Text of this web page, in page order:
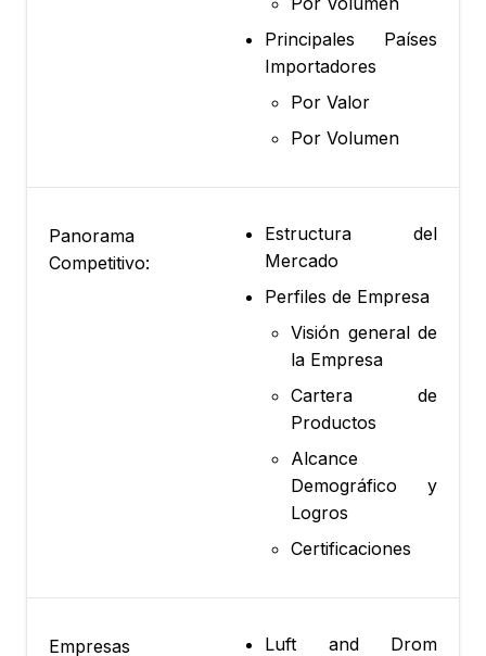
Principales Países
Importadores
Por Valor
Por Volumen
Panorama
Competitivo:
Estructura del
Mercado
Perfiles de Empresa
Visión general de
la Empresa
Cartera de
Productos
Alcance
Demográfico y
Logros
Certificaciones
Empresas Luft and Drom